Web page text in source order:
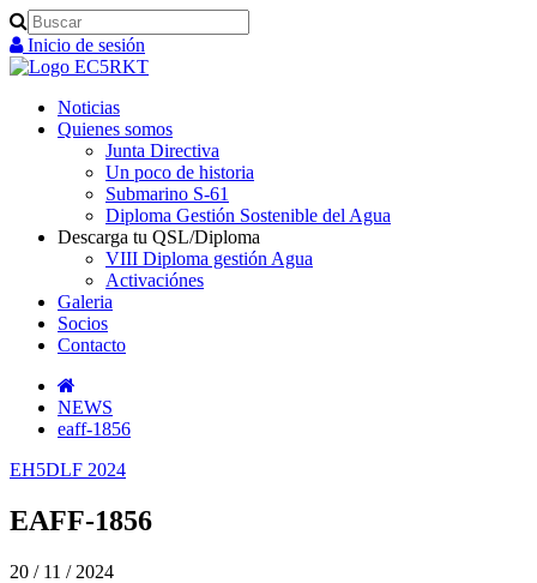
Inicio de sesión
Noticias
Quienes somos
Junta Directiva
Un poco de historia
Submarino S-61
Diploma Gestión Sostenible del Agua
Descarga tu QSL/Diploma
VIII Diploma gestión Agua
Activaciónes
Galeria
Socios
Contacto
NEWS
eaff-1856
EH5DLF 2024
EAFF-1856
20 / 11 / 2024